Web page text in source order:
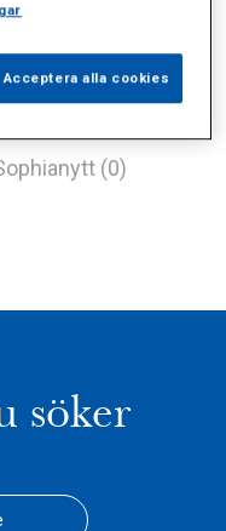
(0)
söker
Acceptera alla cookies